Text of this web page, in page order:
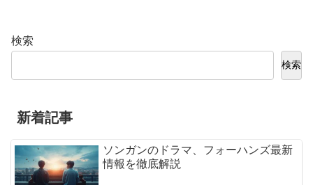
検索
検索
新着記事
ソンガンのドラマ、フォーハンズ最新
情報を徹底解説